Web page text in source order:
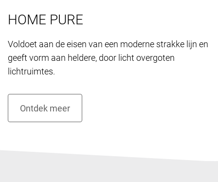
HOME PURE
Voldoet aan de eisen van een moderne strakke lijn en
geeft vorm aan heldere, door licht overgoten
lichtruimtes.